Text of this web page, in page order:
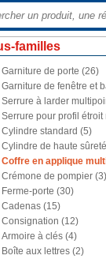
familles
Garniture de porte (26)
Garniture de fenêtre et
Serrure à larder
Serrure pour profil étroit
Cylindre standard (5)
Cylindre de haute
Coffre en applique
Crémone de pompier (3)
Ferme-porte (30)
Cadenas (15)
Consignation (12)
Armoire à clés (4)
Boîte aux lettres (2)